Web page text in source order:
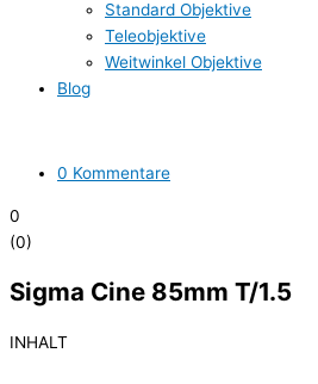
Standard Objektive
Teleobjektive
Weitwinkel Objektive
Blog
0 Kommentare
0
(0)
Sigma Cine 85mm T/1.5
INHALT